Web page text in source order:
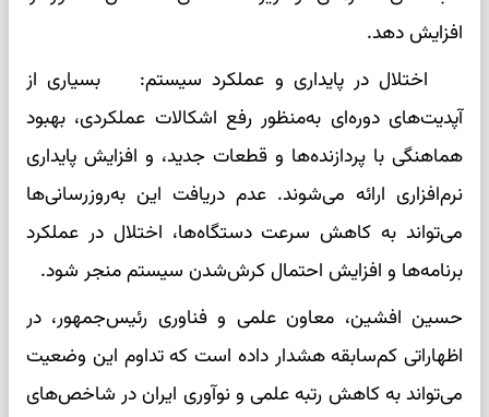
افزایش دهد.
اختلال در پایداری و عملکرد سیستم: بسیاری از
آپدیت‌های دوره‌ای به‌منظور رفع اشکالات عملکردی، بهبود
هماهنگی با پردازنده‌ها و قطعات جدید، و افزایش پایداری
نرم‌افزاری ارائه می‌شوند. عدم دریافت این به‌روزرسانی‌ها
می‌تواند به کاهش سرعت دستگاه‌ها، اختلال در عملکرد
برنامه‌ها و افزایش احتمال کرش‌شدن سیستم منجر شود.
حسین افشین، معاون علمی و فناوری رئیس‌جمهور، در
اظهاراتی کم‌سابقه هشدار داده است که تداوم این وضعیت
می‌تواند به کاهش رتبه علمی و نوآوری ایران در شاخص‌های